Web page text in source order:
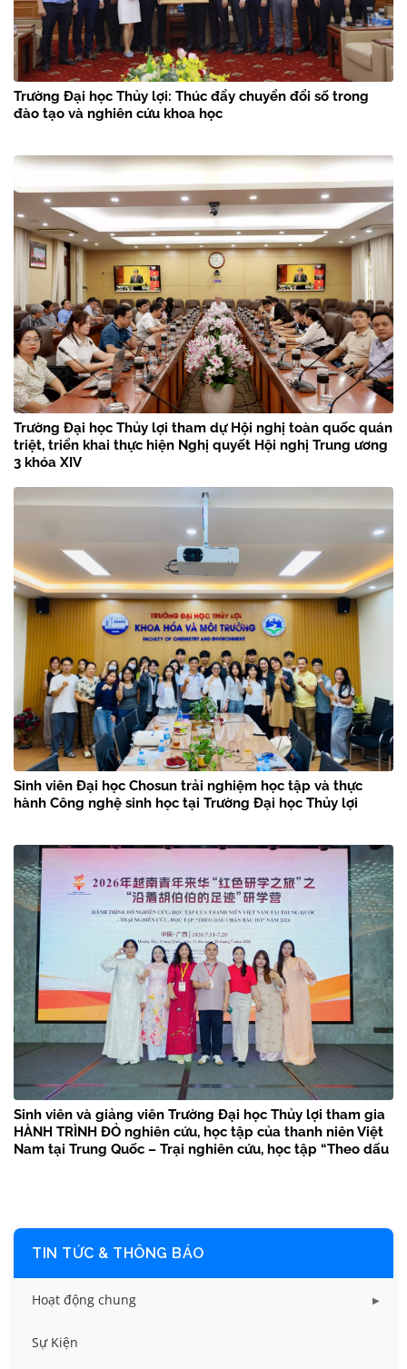
Trường Đại học Thủy lợi: Thúc đẩy chuyển đổi số trong
đào tạo và nghiên cứu khoa học
Trường Đại học Thủy lợi tham dự Hội nghị toàn quốc quán
triệt, triển khai thực hiện Nghị quyết Hội nghị Trung ương
3 khóa XIV
Sinh viên Đại học Chosun trải nghiệm học tập và thực
hành Công nghệ sinh học tại Trường Đại học Thủy lợi
Sinh viên và giảng viên Trường Đại học Thủy lợi tham gia
HÀNH TRÌNH ĐỎ nghiên cứu, học tập của thanh niên Việt
Nam tại Trung Quốc – Trại nghiên cứu, học tập “Theo dấu
TIN TỨC & THÔNG BÁO
Hoạt động chung
Tin công tác sinh viên
Sự Kiện